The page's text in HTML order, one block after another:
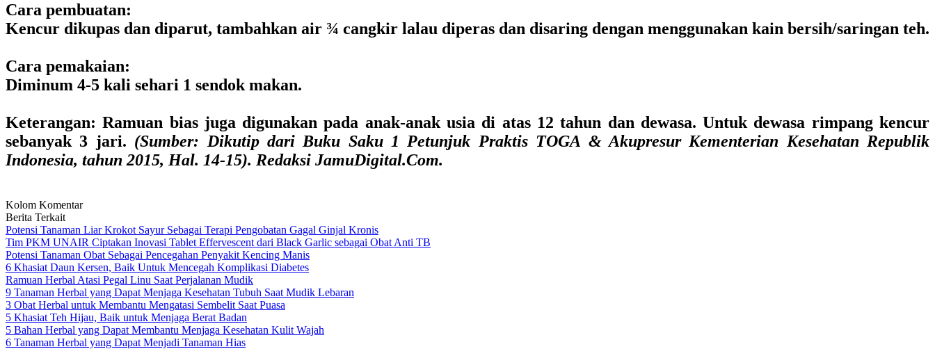
Cara pembuatan:
Kencur dikupas dan diparut, tambahkan air ¾ cangkir lalau diperas dan disaring dengan menggunakan kain bersih/saringan teh.
Cara pemakaian:
Diminum 4-5 kali sehari 1 sendok makan.
Keterangan:Ramuan bias juga digunakan pada anak-anak usia di atas 12 tahun dan dewasa. Untuk dewasa rimpang kencur
sebanyak 3 jari. (Sumber: Dikutip dari Buku Saku 1 Petunjuk Praktis TOGA & Akupresur Kementerian Kesehatan Republik
Indonesia, tahun 2015, Hal. 14-15). Redaksi JamuDigital.Com.
Kolom Komentar
Berita Terkait
Potensi Tanaman Liar Krokot Sayur Sebagai Terapi Pengobatan Gagal Ginjal Kronis
Tim PKM UNAIR Ciptakan Inovasi Tablet Effervescent dari Black Garlic sebagai Obat Anti TB
Potensi Tanaman Obat Sebagai Pencegahan Penyakit Kencing Manis
6 Khasiat Daun Kersen, Baik Untuk Mencegah Komplikasi Diabetes
Ramuan Herbal Atasi Pegal Linu Saat Perjalanan Mudik
9 Tanaman Herbal yang Dapat Menjaga Kesehatan Tubuh Saat Mudik Lebaran
3 Obat Herbal untuk Membantu Mengatasi Sembelit Saat Puasa
5 Khasiat Teh Hijau, Baik untuk Menjaga Berat Badan
5 Bahan Herbal yang Dapat Membantu Menjaga Kesehatan Kulit Wajah
6 Tanaman Herbal yang Dapat Menjadi Tanaman Hias